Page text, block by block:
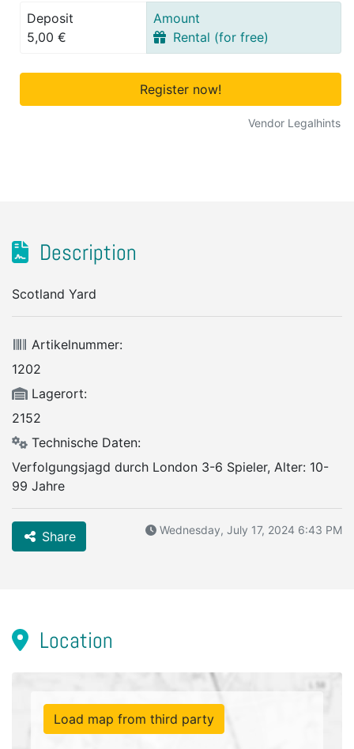
Deposit
5,00 €
Amount
Rental (for free)
Register now!
Vendor Legalhints
Description
Scotland Yard
Artikelnummer:
1202
Lagerort:
2152
Technische Daten:
Verfolgungsjagd durch London 3-6 Spieler, Alter: 10-
99 Jahre
Share Wednesday, July 17, 2024 6:43 PM
Location
Load map from third party